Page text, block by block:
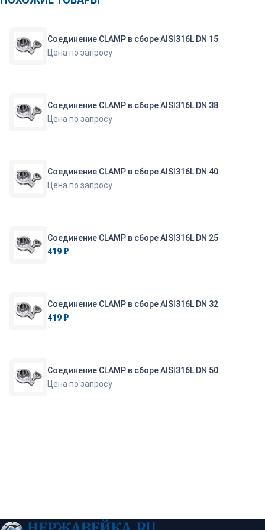
Соединение CLAMP в сборе AISI316L DN 15
Цена по запросу
Соединение CLAMP в сборе AISI316L DN 38
Цена по запросу
Соединение CLAMP в сборе AISI316L DN 40
Цена по запросу
Соединение CLAMP в сборе AISI316L DN 25
419 ₽
Соединение CLAMP в сборе AISI316L DN 32
419 ₽
Соединение CLAMP в сборе AISI316L DN 50
Цена по запросу